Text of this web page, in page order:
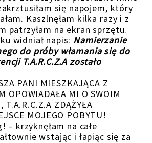
się napojem, który
Kaszlnęłam kilka razy i z
patrzyłam na ekran sprzętu.
widniał napis: Namierzanie
do próby włamania się do
T.A.R.C.Z.A zostało
PANI MIESZKAJĄCA Z
OPOWIADAŁA MI O SWOIM
T.A.R.C.Z.A ZDĄŻYŁA
MOJEGO POBYTU!
– krzyknęłam na całe
wstając i łapiąc się za